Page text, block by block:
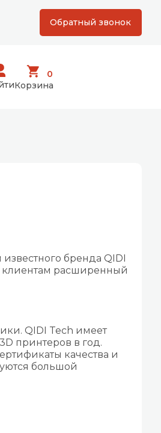
Обратный звонок
0
Корзина
бренда QIDI
клиентам расширенный
QIDI Tech имеет
принтеров в год.
качества и
большой